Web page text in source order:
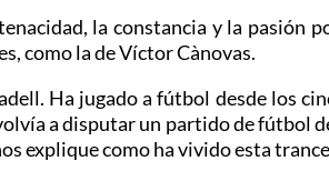
la constancia y la pasión
como la de Víctor Cànovas.
Ha jugado a fútbol desde los
a disputar un partido de fútbol
explique como ha vivido esta